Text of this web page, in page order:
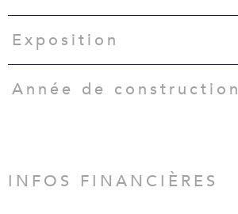
Exposition
Année de construction
INFOS FINANCIÈRES